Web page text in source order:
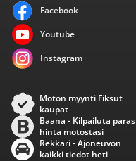
Facebook
Youtube
Instagram
Moton myynti Fiksut
kaupat
Baana - Kilpailuta paras
hinta motostasi
Rekkari - Ajoneuvon
kaikki tiedot heti